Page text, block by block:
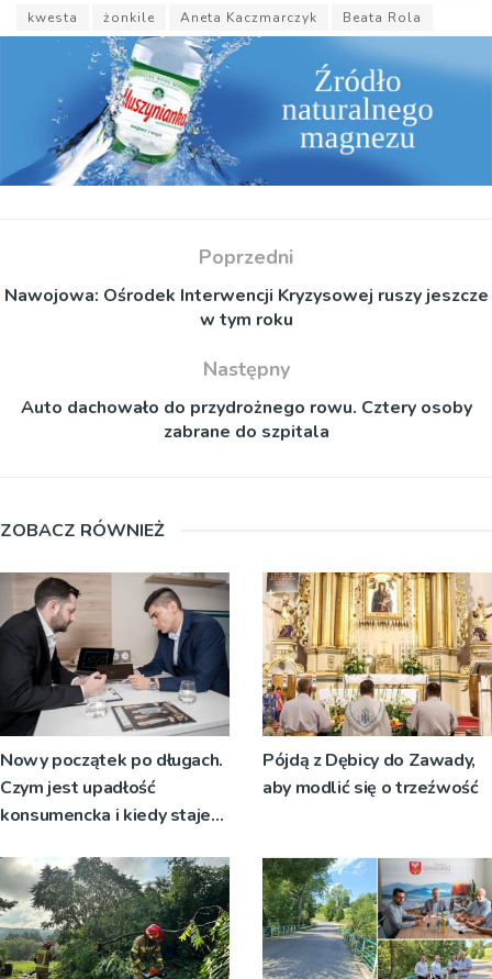
kwesta
żonkile Aneta Kaczmarczyk Beata Rola
Poprzedni
Nawojowa: Ośrodek Interwencji Kryzysowej ruszy jeszcze
w tym roku
Następny
Auto dachowało do przydrożnego rowu. Cztery osoby
zabrane do szpitala
ZOBACZ RÓWNIEŻ
Nowy początek po długach.
Czym jest upadłość
konsumencka i kiedy staje
wyjściem?
Pójdą z Dębicy do Zawady,
aby modlić się o trzeźwość